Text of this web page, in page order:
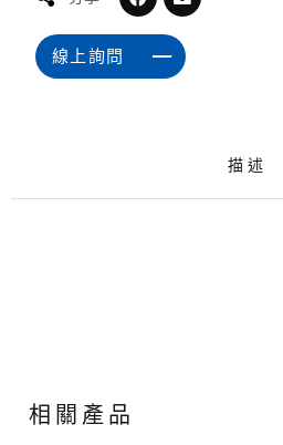
線上詢問
描述
相關產品